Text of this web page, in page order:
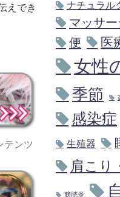
えでき
テンツ
ナチュラル
マッサー
便 医
女性
季節
感染症
生殖器
肩こり
膀胱炎